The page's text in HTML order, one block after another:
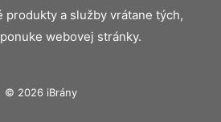
produkty a služby vrátane tých,
webovej stránky.
© 2026 iBrány